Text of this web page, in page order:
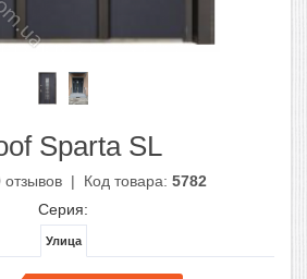
Sparta SL
отзывов | Код товара: 5782
Серия:
Улица